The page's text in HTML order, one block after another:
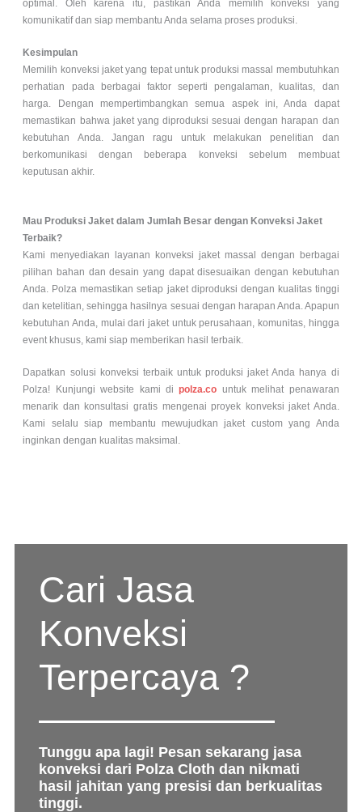
optimal. Oleh karena itu, pastikan Anda memilih konveksi yang
komunikatif dan siap membantu Anda selama proses produksi.
Kesimpulan
Memilih konveksi jaket yang tepat untuk produksi massal membutuhkan
perhatian pada berbagai faktor seperti pengalaman, kualitas, dan
harga. Dengan mempertimbangkan semua aspek ini, Anda dapat
memastikan bahwa jaket yang diproduksi sesuai dengan harapan dan
kebutuhan Anda. Jangan ragu untuk melakukan penelitian dan
berkomunikasi dengan beberapa konveksi sebelum membuat
keputusan akhir.
Mau Produksi Jaket dalam Jumlah Besar dengan Konveksi Jaket
Terbaik?
Kami menyediakan layanan konveksi jaket massal dengan berbagai
pilihan bahan dan desain yang dapat disesuaikan dengan kebutuhan
Anda. Polza memastikan setiap jaket diproduksi dengan kualitas tinggi
dan ketelitian, sehingga hasilnya sesuai dengan harapan Anda. Apapun
kebutuhan Anda, mulai dari jaket untuk perusahaan, komunitas, hingga
event khusus, kami siap memberikan hasil terbaik.
Dapatkan solusi konveksi terbaik untuk produksi jaket Anda hanya di
Polza! Kunjungi website kami dipolza.co untuk melihat penawaran
menarik dan konsultasi gratis mengenai proyek konveksi jaket Anda.
Kami selalu siap membantu mewujudkan jaket custom yang Anda
inginkan dengan kualitas maksimal.
Cari Jasa
Konveksi
Terpercaya ?
Tunggu apa lagi! Pesan sekarang jasa
konveksi dari Polza Cloth dan nikmati
hasil jahitan yang presisi dan berkualitas
tinggi.